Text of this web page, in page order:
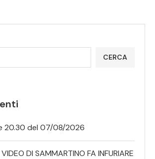
CERCA
20.30 del 07/08/2026
DI SAMMARTINO FA INFURIARE